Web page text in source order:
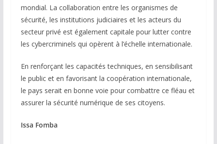
mondial. La collaboration entre les organismes de
sécurité, les institutions judiciaires et les acteurs du
secteur privé est également capitale pour lutter contre
les cybercriminels qui opèrent à l’échelle internationale.
En renforçant les capacités techniques, en sensibilisant
le public et en favorisant la coopération internationale,
le pays serait en bonne voie pour combattre ce fléau et
assurer la sécurité numérique de ses citoyens.
Issa Fomba